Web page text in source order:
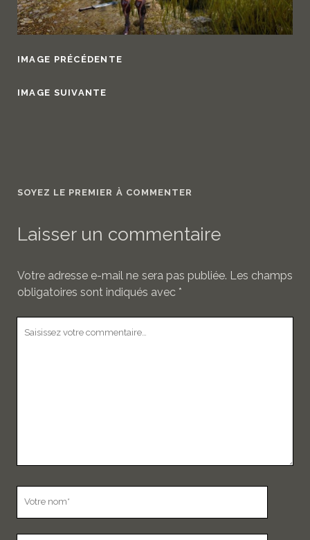
IMAGE PRÉCÉDENTE
IMAGE SUIVANTE
SOYEZ LE PREMIER À COMMENTER
Laisser un commentaire
Votre adresse e-mail ne sera pas publiée. Les champs
obligatoires sont indiqués avec *